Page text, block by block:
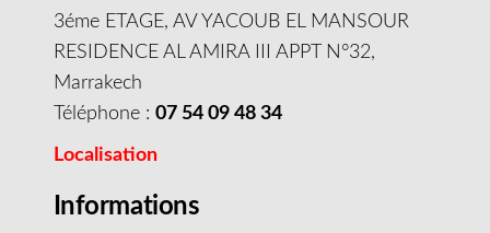
3éme ETAGE, AV YACOUB EL MANSOUR
RESIDENCE AL AMIRA III APPT N°32,
Marrakech
Téléphone : 07 54 09 48 34
Localisation
Informations